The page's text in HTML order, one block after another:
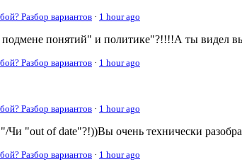
Разбор вариантов · 1 hour ago
подмене понятий" и политике"?!!!!А ты видел
Разбор вариантов · 1 hour ago
Разбор вариантов · 1 hour ago
"out of date"?!))Вы очень технически
Разбор вариантов · 1 hour ago